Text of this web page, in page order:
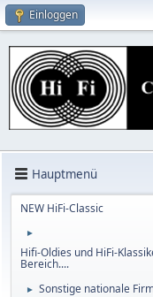
Einloggen
Hauptmenü
NEW HiFi-Classic
►
Hifi-Oldies und HiFi-
Bereich....
► Sonstige nationale